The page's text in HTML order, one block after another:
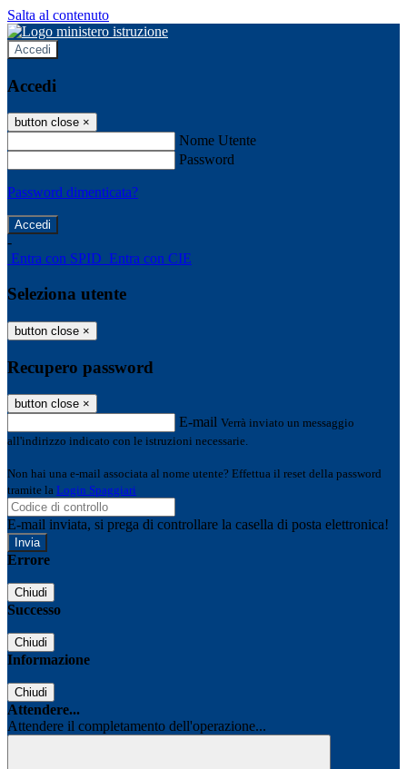
Salta al contenuto
Accedi
Accedi
button close ×
Nome Utente
Password
Password dimenticata?
-
Entra con SPID Entra con CIE
Seleziona utente
button close ×
Recupero password
button close ×
E-mail Verrà inviato un messaggio
all'indirizzo indicato con le istruzioni necessarie.
Non hai una e-mail associata al nome utente? Effettua il reset della password
tramite la Login Spaggiari
E-mail inviata, si prega di controllare la casella di posta elettronica!
Errore
Chiudi
Successo
Chiudi
Informazione
Chiudi
Attendere...
Attendere il completamento dell'operazione...